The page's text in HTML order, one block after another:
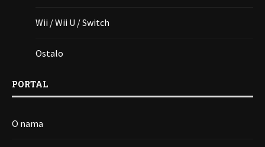
Wii / Wii U / Switch
Ostalo
PORTAL
O nama